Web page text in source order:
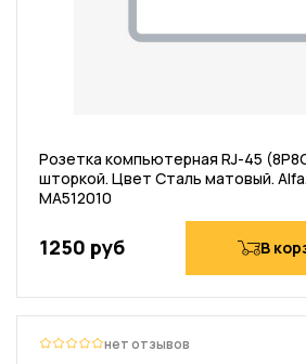
Розетка компьютерная RJ-45
шторкой. Цвет Сталь матовый.
MA512010
1250 руб В
нет отзывов